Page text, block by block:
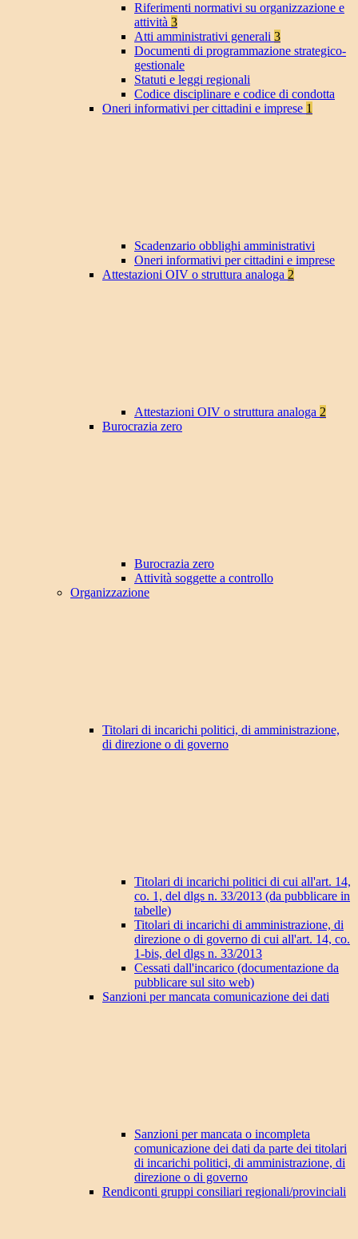
Riferimenti normativi su organizzazione e
attività 3
Atti amministrativi generali 3
Documenti di programmazione strategico-
gestionale
Statuti e leggi regionali
Codice disciplinare e codice di condotta
Oneri informativi per cittadini e imprese 1
Scadenzario obblighi amministrativi
Oneri informativi per cittadini e imprese
Attestazioni OIV o struttura analoga 2
Attestazioni OIV o struttura analoga 2
Burocrazia zero
Burocrazia zero
Attività soggette a controllo
Organizzazione
Titolari di incarichi politici, di amministrazione,
di direzione o di governo
Titolari di incarichi politici di cui all'art. 14,
co. 1, del dlgs n. 33/2013 (da pubblicare in
tabelle)
Titolari di incarichi di amministrazione, di
direzione o di governo di cui all'art. 14, co.
1-bis, del dlgs n. 33/2013
Cessati dall'incarico (documentazione da
pubblicare sul sito web)
Sanzioni per mancata comunicazione dei dati
Sanzioni per mancata o incompleta
comunicazione dei dati da parte dei titolari
di incarichi politici, di amministrazione, di
direzione o di governo
Rendiconti gruppi consiliari regionali/provinciali